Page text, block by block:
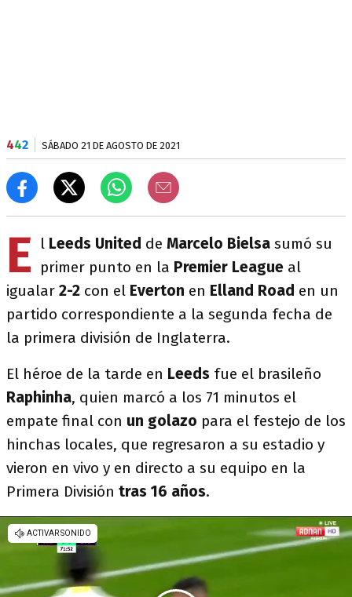
442 SÁBADO 21 DE AGOSTO DE 2021
E l Leeds United de Marcelo Bielsa sumó su
primer punto en la Premier League al
igualar 2-2 con el Everton en Elland Road en un
partido correspondiente a la segunda fecha de
la primera división de Inglaterra.
El héroe de la tarde en Leeds fue el brasileño
Raphinha, quien marcó a los 71 minutos el
empate final con un golazo para el festejo de los
hinchas locales, que regresaron a su estadio y
vieron en vivo y en directo a su equipo en la
Primera División tras 16 años.